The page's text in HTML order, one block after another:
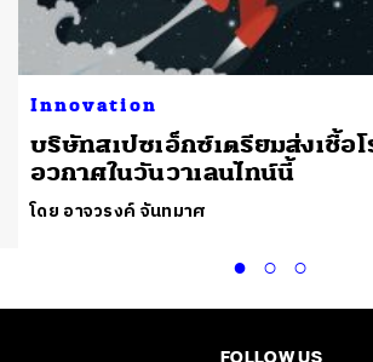
Innovation
บริษัทสเปซเอ็กซ์เตรียมส่งเชื้อ
อวกาศในวันวาเลนไทน์นี้
โดย อาจวรงค์ จันทมาศ